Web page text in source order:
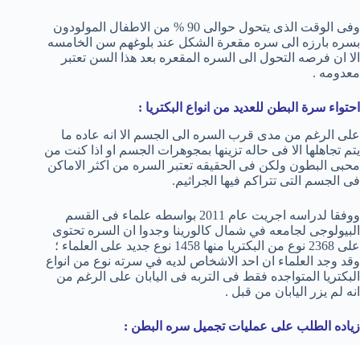
وفى الوقت الذى يتحول حوالى 90 % من الاطفال المولودون
بسره بارزه الى سره مقعرة الشكل عند بلوغهم سن الخامسه
الا ان فرصه التحول الى السره المقعره بعد هذا السن تعتبر
معدومه .
احتواء سرة البطن للعديد من انواع البكتريا :
على الرغم من مدى قرب السره الى الجسم الا انه عاده ما
يتم تجاهلها الا فى حاله تزينها بمجوهرات الجسم او اذا كنت من
محبى البطون ولكن فى الحقيقه تعتبر السره من اكثر الاماكن
فى الجسم التى تتراكم فيها الجراثيم.
ووفقا لدراسه اجريت عام 2011 بواسطه علماء فى القسم
البيولوجى لجامعه في شمال كالورينا وجدوا ان السره تحتوى
على 2368 نوع من البكتريا منها 1458 نوع جديد على العلماء ؛
وقد وجد العلماء ان احد الاشخاص لديه في سرته نوع من انواع
البكتريا المتواجده فقط فى التربه فى اليابان على الرغم من
انه لم يزر اليابان من قبل .
زياده الطلب على عمليات تجميل سره البطن :